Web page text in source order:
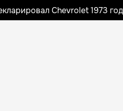
Chevrolet 1973